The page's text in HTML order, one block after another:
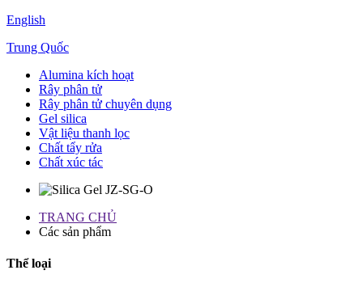
English
Trung Quốc
Alumina kích hoạt
Rây phân tử
Rây phân tử chuyên dụng
Gel silica
Vật liệu thanh lọc
Chất tẩy rửa
Chất xúc tác
TRANG CHỦ
Các sản phẩm
Thể loại